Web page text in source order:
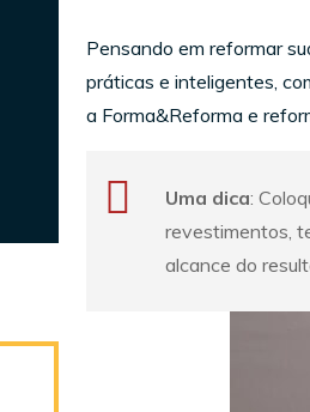
Pensando em reformar
práticas e inteligentes,
a Forma&Reforma e
Uma dica:
revestimentos,
alcance do